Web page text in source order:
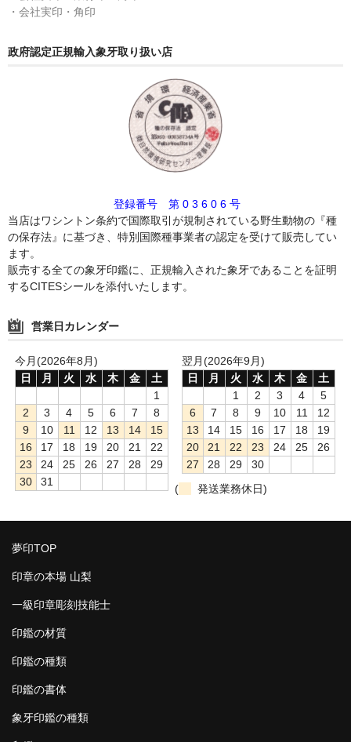
・会社実印・角印
政府認定正規輸入象牙取り扱い店
登録番号 第 0 3 6 0 6 号
当店はワシントン条約で国際取引が規制されている野生動物の『種
の保存法』に基づき、特別国際種事業者の認定を受けて販売してい
ます。
販売する全ての象牙印鑑に、正規輸入された象牙であることを証明
するCITESシールを添付いたします。
営業日カレンダー
今月(2026年8月)
日
月 火 水 木 金
土
1
2
3 4 5 6 7
8
9
10 11 12 13 14
15
16
17 18 19 20 21
22
23
24 25 26 27 28
29
30
31
翌月(2026年9月)
日
月 火 水 木 金
土
1
2 3 4
5
6
7 8 9 10 11
12
13
14 15 16 17 18
19
20
21 22 23 24 25
26
27
28 29
30
(
発送業務休日)
夢印TOP
印章の本場 山梨
一級印章彫刻技能士
印鑑の材質
印鑑の種類
印鑑の書体
象牙印鑑の種類